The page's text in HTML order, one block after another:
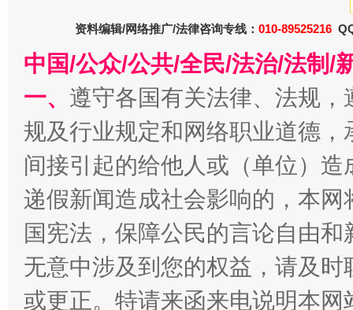
千年窑火 生生不息
资料编辑/网络推广/法律咨询专线： 010-89525216
中国/公众/公共/全民/法治/法制/
一、 遵守各国有关法律、法规
规及行业规定和网络职业道德
间接引起的给他人或（单位）
递假新闻造成社会影响的，本
国宪法，保障公民的言论自由
无意中涉及到您的权益，请及
或更正。特请来函来电说明本